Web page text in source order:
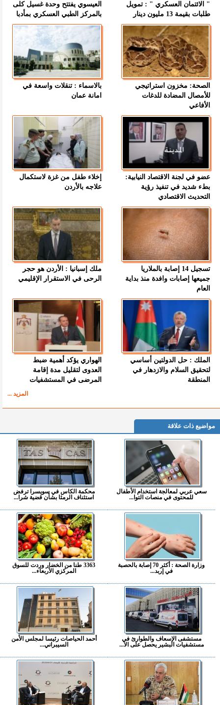
" الائتمان العسكري " : تمويل
طلبات بقيمة 13 مليون دينار
العيسوي يفتتح وحدة غسيل كلى
بالمركز الطبي العسكري بمأدبا
الصحة: مخزون استراتيجي
للأمصال المضادة للدغات
الأفاعي
بالاسماء : تنقلات واسعة في
امانة عمان
عضو في لجنة الاقتصاد النيابية:
بطء شديد في تنفيذ رؤية
التحديث الاقتصادي
إخلاء طفل من غزة لاستكمال
علاجه بالأردن
تسجيل 14 إصابة بالملاريا
جميعها إصابات وافدة منذ بداية
العام
ملك إسبانيا : الأردن هو حجر
الرحى في الاستقرار الإقليمي
الملك : حل الدولتين أساسي
لتحقيق السلام والازدهار في
المنطقة
الهواري يؤكد أهمية ضبط
العدوى لتقليل مدة إقامة
المرضى في المستشفيات
المزيد ...
مواضيع ذات علاقة
سعي عربي لمعالجة استخدام الأطفال
للمحتوى في منصات التوا...
محكمة الكاس في سويسرا ترفض
استئناف الرمثا بشأن قضية شرا...
وزارة الصحة : أكثر 70 إصابة بالحصبة
في إربد...
3363 طنا من الخضار وردت للسوق
المركزي الأربعاء...
مستشفى الإسعاف والطوارئ في
مستشفيات البشير يحصل على الا...
أحمد الحياصات رئيسا لمجلس الأمن
السيبراني...